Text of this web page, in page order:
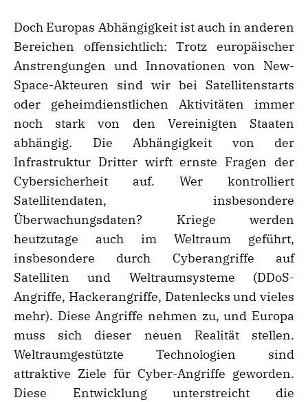
Doch Europas Abhängigkeit ist auch in anderen
Bereichen offensichtlich: Trotz europäischer
Anstrengungen und Innovationen von New-
Space-Akteuren sind wir bei Satellitenstarts
oder geheimdienstlichen Aktivitäten immer
noch stark von den Vereinigten Staaten
abhängig. Die Abhängigkeit von der
Infrastruktur Dritter wirft ernste Fragen der
Cybersicherheit auf. Wer kontrolliert
Satellitendaten, insbesondere
Überwachungsdaten? Kriege werden
heutzutage auch im Weltraum geführt,
insbesondere durch Cyberangriffe auf
Satelliten und Weltraumsysteme (DDoS-
Angriffe, Hackerangriffe, Datenlecks und vieles
mehr). Diese Angriffe nehmen zu, und Europa
muss sich dieser neuen Realität stellen.
Weltraumgestützte Technologien sind
attraktive Ziele für Cyber-Angriffe geworden.
Diese Entwicklung unterstreicht die